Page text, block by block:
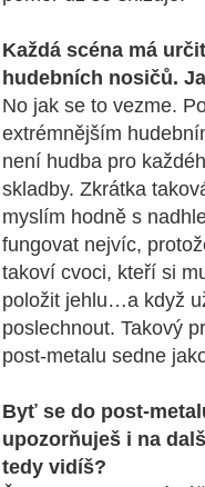
Každá scéna má
hudebních nosičů.
No jak se to vezme.
extrémnějším
není hudba pro
skladby. Zkrátka
myslím hodně s
fungovat nejvíc,
takoví cvoci, kteří si
položit jehlu…a když
poslechnout. Takový
post-metalu sedne
Byť se do post-
upozorňuješ i na
tedy vidíš?